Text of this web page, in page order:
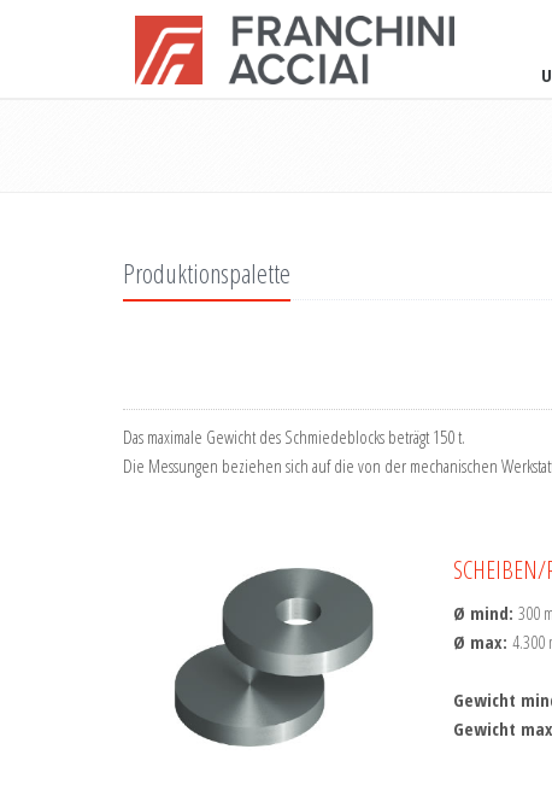
Produktionspalette
Das maximale Gewicht des Schmiedeblocks beträgt 150 t.
Die Messungen beziehen sich auf die von der mechanischen
SCHEIBEN/
Ø mind: 300
Ø max: 4.300
Gewicht
Gewicht